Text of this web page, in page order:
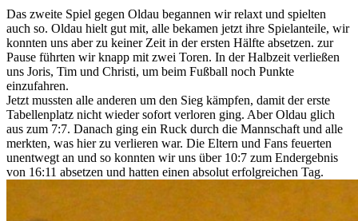
Das zweite Spiel gegen Oldau begannen wir relaxt und spielten
auch so. Oldau hielt gut mit, alle bekamen jetzt ihre Spielanteile, wir
konnten uns aber zu keiner Zeit in der ersten Hälfte absetzen. zur
Pause führten wir knapp mit zwei Toren. In der Halbzeit verließen
uns Joris, Tim und Christi, um beim Fußball noch Punkte
einzufahren.
Jetzt mussten alle anderen um den Sieg kämpfen, damit der erste
Tabellenplatz nicht wieder sofort verloren ging. Aber Oldau glich
aus zum 7:7. Danach ging ein Ruck durch die Mannschaft und alle
merkten, was hier zu verlieren war. Die Eltern und Fans feuerten
unentwegt an und so konnten wir uns über 10:7 zum Endergebnis
von 16:11 absetzen und hatten einen absolut erfolgreichen Tag.